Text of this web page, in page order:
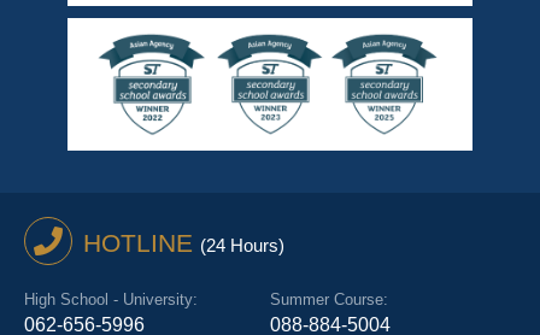
HOTLINE (24 Hours)
High School - University:
062-656-5996
Summer Course:
088-884-5004